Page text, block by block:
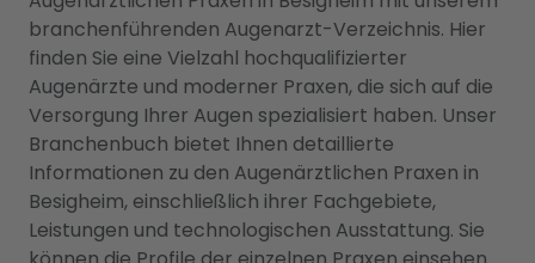
branchenführenden Augenarzt-Verzeichnis. Hier
finden Sie eine Vielzahl hochqualifizierter
Augenärzte und moderner Praxen, die sich auf die
Versorgung Ihrer Augen spezialisiert haben. Unser
Branchenbuch bietet Ihnen detaillierte
Informationen zu den Augenärztlichen Praxen in
Besigheim, einschließlich ihrer Fachgebiete,
Leistungen und technologischen Ausstattung. Sie